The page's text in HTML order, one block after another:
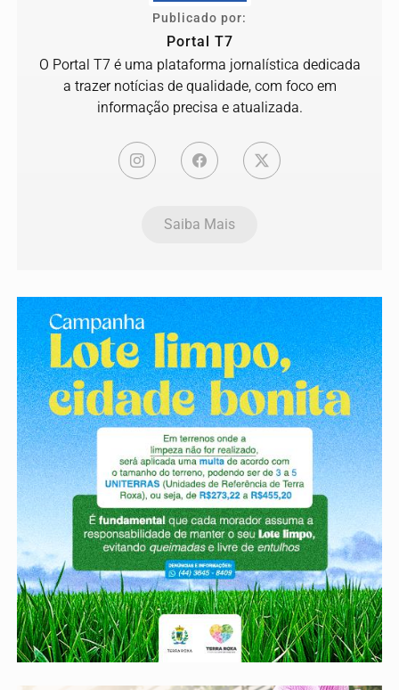
Publicado por:
Portal T7
O Portal T7 é uma plataforma jornalística dedicada
a trazer notícias de qualidade, com foco em
informação precisa e atualizada.
Saiba Mais